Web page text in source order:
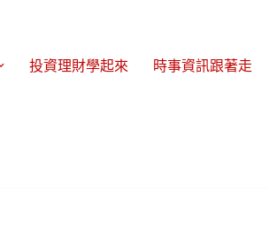
投資理財學起來 時事資訊跟著走